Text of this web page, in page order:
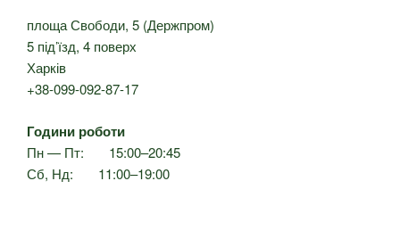
площа Свободи, 5 (Держпром)
5 під’їзд, 4 поверх
Харків
+38-099-092-87-17
Години роботи
Пн — Пт: 15:00–20:45
Сб, Нд: 11:00–19:00